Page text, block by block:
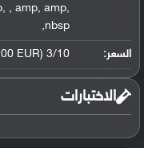
, , amp, amp,
nbsp
,
السعر: 3/10 (About 100 EUR)
الاختبارات